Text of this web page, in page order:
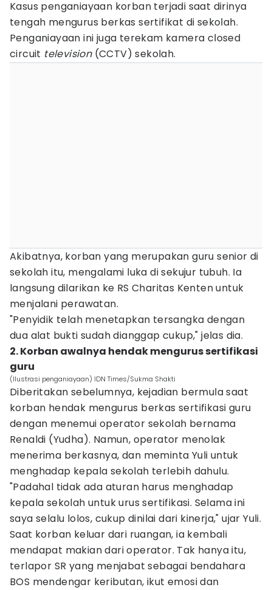
Kasus penganiayaan korban terjadi saat dirinya
tengah mengurus berkas sertifikat di sekolah.
Penganiayaan ini juga terekam kamera closed
circuit television (CCTV) sekolah.
Akibatnya, korban yang merupakan guru senior di
sekolah itu, mengalami luka di sekujur tubuh. Ia
langsung dilarikan ke RS Charitas Kenten untuk
menjalani perawatan.
"Penyidik telah menetapkan tersangka dengan
dua alat bukti sudah dianggap cukup," jelas dia.
2. Korban awalnya hendak mengurus sertifikasi
guru
(Ilustrasi penganiayaan) IDN Times/Sukma Shakti
Diberitakan sebelumnya, kejadian bermula saat
korban hendak mengurus berkas sertifikasi guru
dengan menemui operator sekolah bernama
Renaldi (Yudha). Namun, operator menolak
menerima berkasnya, dan meminta Yuli untuk
menghadap kepala sekolah terlebih dahulu.
"Padahal tidak ada aturan harus menghadap
kepala sekolah untuk urus sertifikasi. Selama ini
saya selalu lolos, cukup dinilai dari kinerja," ujar Yuli.
Saat korban keluar dari ruangan, ia kembali
mendapat makian dari operator. Tak hanya itu,
terlapor SR yang menjabat sebagai bendahara
BOS mendengar keributan, ikut emosi dan